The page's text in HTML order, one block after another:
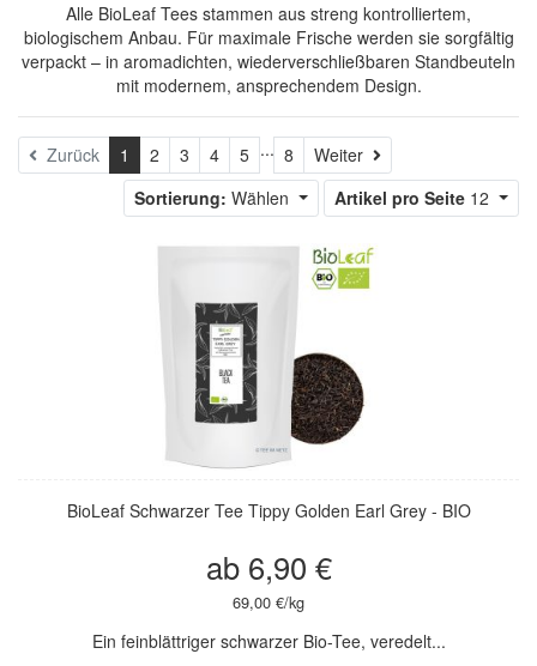
Alle BioLeaf Tees stammen aus streng kontrolliertem,
biologischem Anbau. Für maximale Frische werden sie sorgfältig
verpackt – in aromadichten, wiederverschließbaren Standbeuteln
mit modernem, ansprechendem Design.
Zurück 1 2 3 4 5 ... 8 Weiter
Weiter
Sortierung: Wählen Artikel pro Seite 12
BioLeaf Schwarzer Tee Tippy Golden Earl Grey - BIO
ab 6,90 €
69,00 €/kg
Ein feinblättriger schwarzer Bio-Tee, veredelt...